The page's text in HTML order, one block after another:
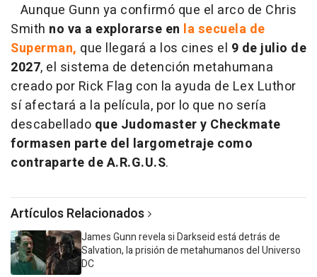
Aunque Gunn ya confirmó que el arco de Chris
Smith no va a explorarse en la secuela de
Superman, que llegará a los cines el 9 de julio de
2027, el sistema de detención metahumana
creado por Rick Flag con la ayuda de Lex Luthor
sí afectará a la película, por lo que no sería
descabellado que Judomaster y Checkmate
formasen parte del largometraje como
contraparte de A.R.G.U.S.
Artículos Relacionados
James Gunn revela si Darkseid está detrás de
Salvation, la prisión de metahumanos del Universo
DC